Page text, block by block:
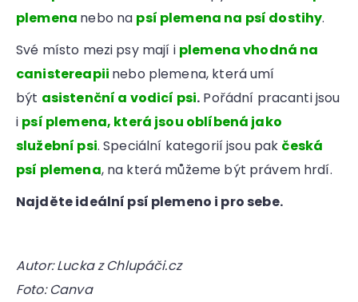
plemena nebo na psí plemena na psí dostihy.
Své místo mezi psy mají i plemena vhodná na
canistereapii nebo plemena, která umí
být asistenční a vodicí psi. Pořádní pracanti jsou
i psí plemena, která jsou oblíbená jako
služební psi. Speciální kategorií jsou pak česká
psí plemena, na která můžeme být právem hrdí.
Najděte ideální psí plemeno i pro sebe.
Autor: Lucka z Chlupáči.cz
Foto: Canva